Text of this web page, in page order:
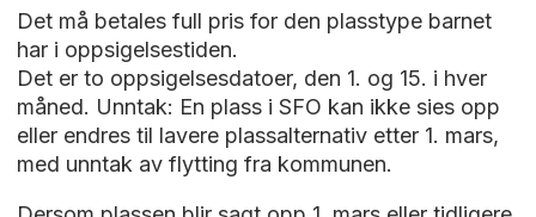
Det må betales full pris for den plasstype barnet
har i oppsigelsestiden.
Det er to oppsigelsesdatoer, den 1. og 15. i hver
måned. Unntak: En plass i SFO kan ikke sies opp
eller endres til lavere plassalternativ etter 1. mars,
med unntak av flytting fra kommunen.